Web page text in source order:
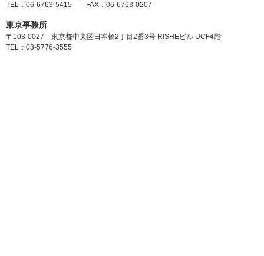
TEL：06-6763-5415 FAX：06-6763-0207
東京事務所
〒103-0027 東京都中央区日本橋2丁目2番3号 RISHEビル UCF4階
TEL：03-5776-3555